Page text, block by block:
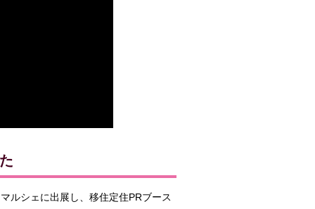
ルシェに出展し、移住定住PRブース